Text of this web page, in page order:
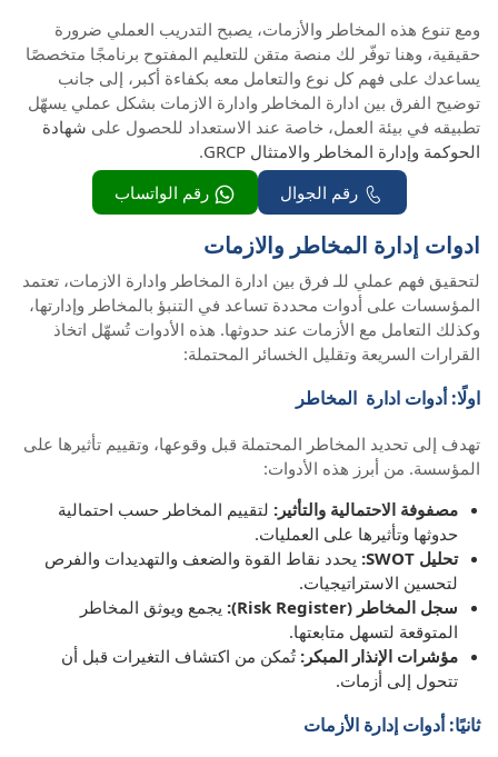
ومع تنوع هذه المخاطر والأزمات، يصبح التدريب العملي ضرورة
حقيقية، وهنا توفّر لك منصة متقن للتعليم المفتوح برنامجًا متخصصًا
يساعدك على فهم كل نوع والتعامل معه بكفاءة أكبر، إلى جانب
توضيح الفرق بين ادارة المخاطر وادارة الازمات بشكل عملي يسهّل
تطبيقه في بيئة العمل، خاصة عند الاستعداد للحصول على شهادة
الحوكمة وإدارة المخاطر والامتثال GRCP
.
رقم الجوال
رقم الواتساب
ادوات إدارة المخاطر والازمات
لتحقيق فهم عملي للـ فرق بين ادارة المخاطر وادارة الازمات، تعتمد
المؤسسات على أدوات محددة تساعد في التنبؤ بالمخاطر وإدارتها،
وكذلك التعامل مع الأزمات عند حدوثها. هذه الأدوات تُسهّل اتخاذ
القرارات السريعة وتقليل الخسائر المحتملة:
اولًا: أدوات ادارة المخاطر
تهدف إلى تحديد المخاطر المحتملة قبل وقوعها، وتقييم تأثيرها على
المؤسسة. من أبرز هذه الأدوات:
مصفوفة الاحتمالية والتأثير: لتقييم المخاطر حسب احتمالية
حدوثها وتأثيرها على العمليات.
تحليل SWOT:
يحدد نقاط القوة والضعف والتهديدات والفرص
لتحسين الاستراتيجيات.
سجل المخاطر (Risk Register):
يجمع ويوثق المخاطر
المتوقعة لتسهل متابعتها.
مؤشرات الإنذار المبكر: تُمكن من اكتشاف التغيرات قبل أن
تتحول إلى أزمات.
ثانيًا: أدوات إدارة الأزمات